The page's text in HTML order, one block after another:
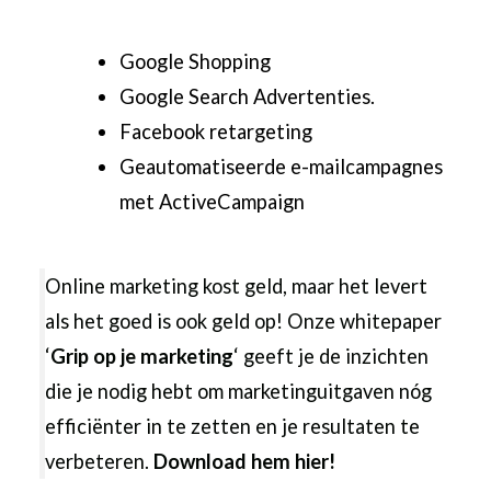
Google Shopping
Google Search Advertenties.
Facebook retargeting
Geautomatiseerde e-mailcampagnes
met ActiveCampaign
Online marketing kost geld, maar het levert
als het goed is ook geld op! Onze whitepaper
‘Grip op je marketing‘ geeft je de inzichten
die je nodig hebt om marketinguitgaven nóg
efficiënter in te zetten en je resultaten te
verbeteren. Download hem hier!